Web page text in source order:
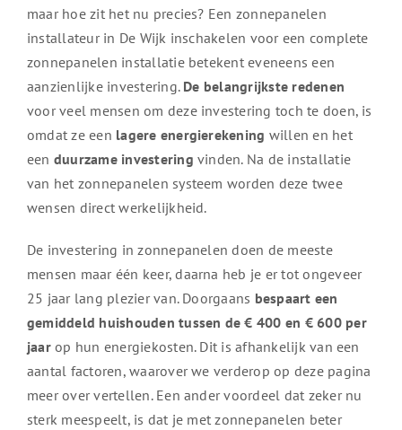
maar hoe zit het nu precies? Een zonnepanelen
installateur in De Wijk inschakelen voor een complete
zonnepanelen installatie betekent eveneens een
aanzienlijke investering. De belangrijkste redenen
voor veel mensen om deze investering toch te doen, is
omdat ze een lagere energierekening willen en het
een duurzame investering vinden. Na de installatie
van het zonnepanelen systeem worden deze twee
wensen direct werkelijkheid.
De investering in zonnepanelen doen de meeste
mensen maar één keer, daarna heb je er tot ongeveer
25 jaar lang plezier van. Doorgaans bespaart een
gemiddeld huishouden tussen de € 400 en € 600 per
jaarop hun energiekosten. Dit is afhankelijk van een
aantal factoren, waarover we verderop op deze pagina
meer over vertellen. Een ander voordeel dat zeker nu
sterk meespeelt, is dat je met zonnepanelen beter